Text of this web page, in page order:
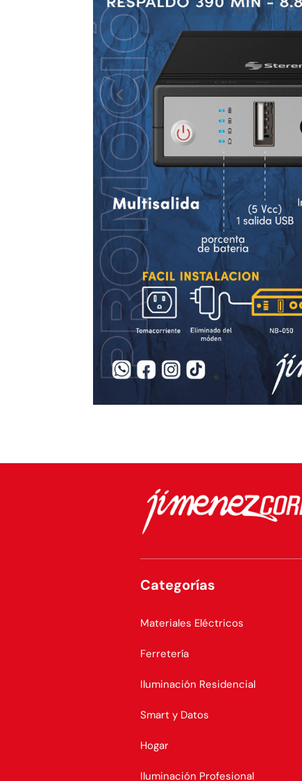
Categorías
Materiales Eléctricos
Ferretería
Iluminación Residencial
Smart y Datos
Hogar
Iluminación Profesional